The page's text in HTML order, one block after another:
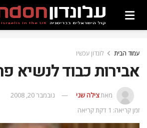
עמוד הבית לונדון עכשיו
אבירות כבוד לנשיא
מאתצילה שני
נובמבר 20, 2008
זמן קריאה: 1 דקת קריאה